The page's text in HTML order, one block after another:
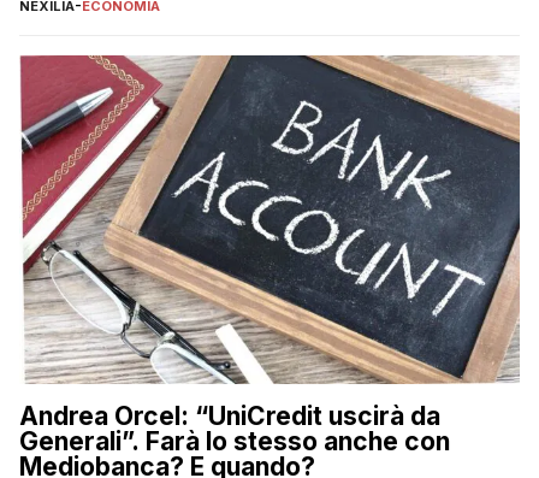
sulle criptovalute: […]
NEXILIA-ECONOMIA
Andrea Orcel: “UniCredit uscirà da
Generali”. Farà lo stesso anche con
Mediobanca? E quando?